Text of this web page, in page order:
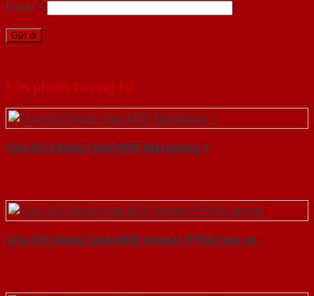
Email *
Sản phẩm tương tự
Cửa Gỗ Chống Cháy MDF Melamine 1
Cửa Gỗ Chống Cháy MDF Veneer P1R4 Cam xe